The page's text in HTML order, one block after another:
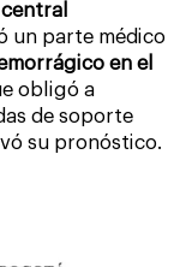
un parte médico
en el
obligó a
de soporte
su pronóstico.